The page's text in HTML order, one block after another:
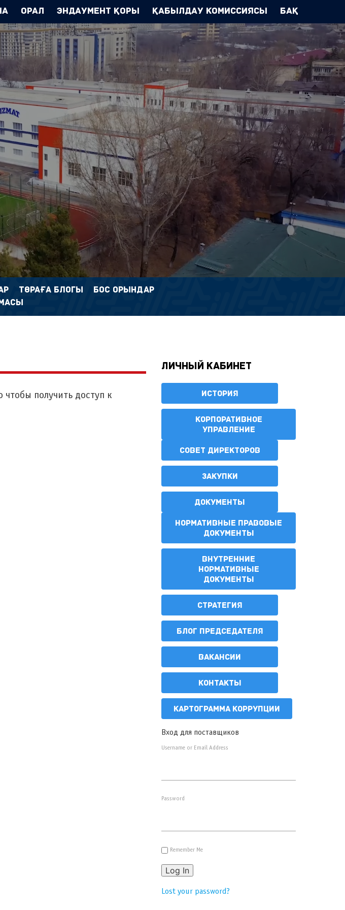
Орал Эндаумент Қоры Қабылдау комиссиясы БАҚ
ТӨРАҒА БЛОГЫ
БОС ОРЫНДАР
чтобы получить доступ к
Личный кабинет
ИСТОРИЯ
КОРПОРАТИВНОЕ
УПРАВЛЕНИЕ
СОВЕТ ДИРЕКТОРОВ
ЗАКУПКИ
ДОКУМЕНТЫ
НОРМАТИВНЫЕ ПРАВОВЫЕ
ДОКУМЕНТЫ
ВНУТРЕННИЕ
НОРМАТИВНЫЕ
ДОКУМЕНТЫ
СТРАТЕГИЯ
БЛОГ ПРЕДСЕДАТЕЛЯ
ВАКАНСИИ
КОНТАКТЫ
КАРТОГРАММА КОРРУПЦИИ
Вход для поставщиков
Username or Email Address
Password
Remember Me
Log In
Lost your password?